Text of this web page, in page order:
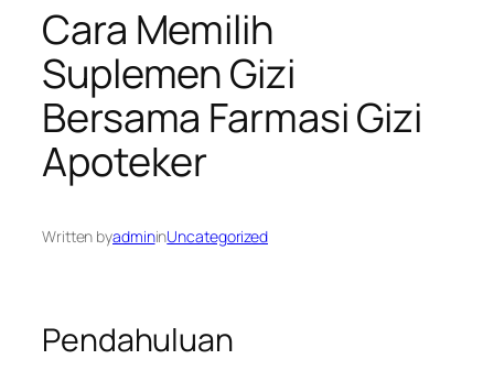
Cara Memilih
Suplemen Gizi
Bersama Farmasi Gizi
Apoteker
Written byadmininUncategorized
Pendahuluan